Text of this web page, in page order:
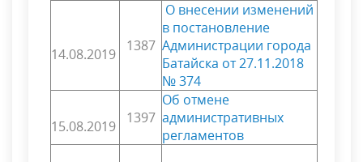
14.08.2019 1387
О внесении изменений
в постановление
Администрации города
Батайска от 27.11.2018
№ 374
15.08.2019 1397
Об отмене
административных
регламентов